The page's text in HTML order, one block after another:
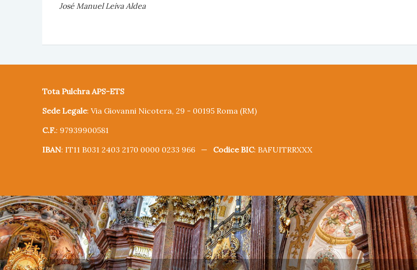
José Manuel Leiva Aldea
Tota Pulchra APS-ETS
Sede Legale: Via Giovanni Nicotera, 29 - 00195 Roma (RM)
C.F.: 97939900581
IBAN: IT11 B031 2403 2170 0000 0233 966 — Codice BIC: BAFUITRRXXX